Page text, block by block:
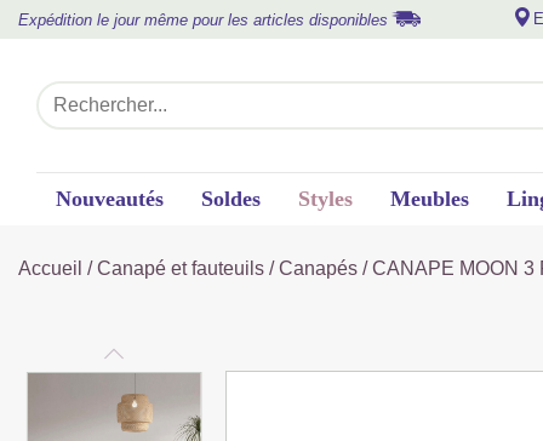
Expédition le jour même pour les articles disponibles
Nouveautés Soldes Styles Meubles
Accueil /Canapé et fauteuils /Canapés / CANAPE MOON 3